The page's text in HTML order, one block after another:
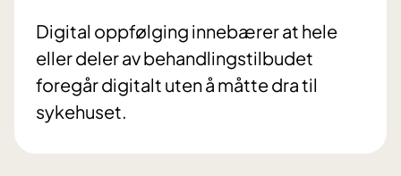
Digital oppfølging innebærer at hele
eller deler av behandlingstilbudet
foregår digitalt uten å måtte dra til
sykehuset.